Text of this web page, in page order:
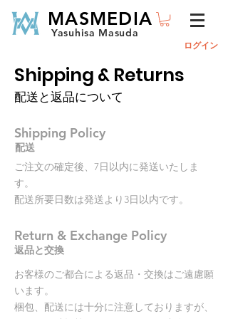
MASMEDIA
Yasuhisa Masuda
ログイン
Shipping & Returns
配送と返品について
Shipping Policy
配送
ご注文の確定後、7日以内に発送いたしま
す。
配送所要日数は発送より3日以内です。
Return & Exchange Policy
返品と交換
お客様のご都合による返品・交換はご遠慮願
います。
梱包、配送には十分に注意しておりますが、